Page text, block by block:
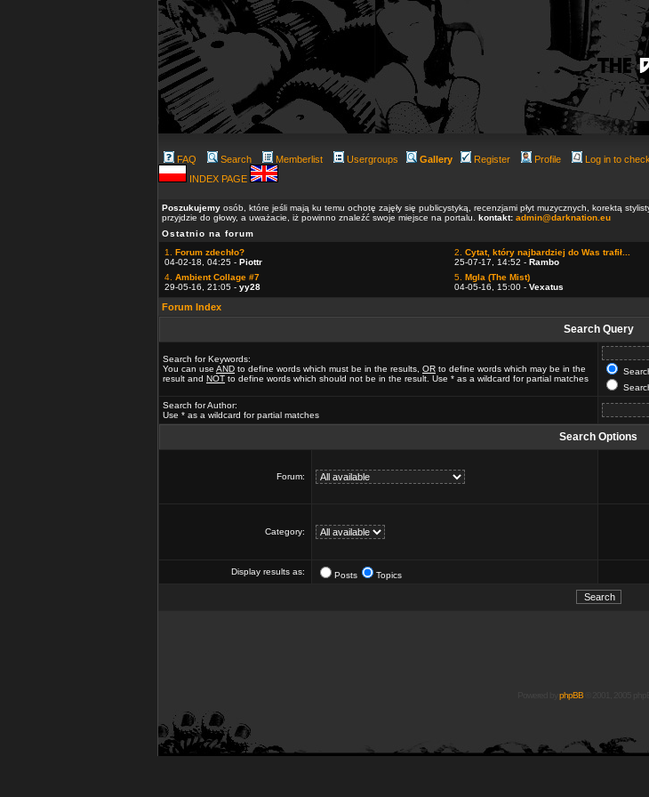
FAQ Search Memberlist Usergroups Gallery Register Profile Log in to
INDEX PAGE
Poszukujemy osób, które jeśli mają ku temu ochotę zajęły się publicystyką, recenzjami płyt muzycznych, korektą
przyjdzie do głowy, a uważacie, iż powinno znaleźć swoje miejsce na portalu. kontakt: admin@darknation.eu
Ostatnio na forum
1. Forum zdechło?
04-02-18, 04:25 - Piottr
2. Cytat, który najbardziej do Was trafił...
25-07-17, 14:52 - Rambo
4. Ambient Collage #7
29-05-16, 21:05 - yy28
5. Mgla (The Mist)
04-05-16, 15:00 - Vexatus
Forum Index
Search Query
Search for Keywords:
You can use AND to define words which must be in the results, OR to define words which may be in the
result and NOT to define words which should not be in the result. Use * as a wildcard for partial matches
Search for Author:
Use * as a wildcard for partial matches
Search Options
Forum:
Category:
Display results as: Posts Topics
phpBB© 2001, 2005